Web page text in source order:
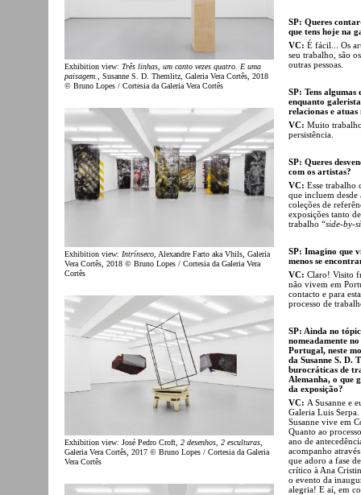
Exhibition view: Três linhas, um canto vezes quatro. E uma
paisagem., Susanne S. D. Themlitz, Galeria Vera Cortês, 2018
© Bruno Lopes / Cortesia da Galeria Vera Cortês
Exhibition view: Intrínseco, Alexandre Farto aka Vhils, Galeria
Vera Cortês, 2018 © Bruno Lopes / Cortesia da Galeria Vera
Cortês
Exhibition view: José Pedro Croft, 2 desenhos, 2 esculturas
Galeria Vera Cortês, 2017 © Bruno Lopes / Cortesia da Galeria
Vera Cortês
SP: Queres
que tens hoje na
VC: É fácil... Os
seu trabalho, são
outras pessoas.
SP: Tens
enquanto
relacionas e
VC: Muito
persistência.
SP: Queres
com os artistas?
VC: Esse trabalho
que incluem desde
coleções de
exposições tanto
trabalho “side-by-
SP: Imagino que
menos se
VC: Claro! Visito
não vivem em
contacto e para
processo de
SP: Ainda no
nomeadamente
Portugal, neste
da Susanne S. D.
burocráticas de
Alemanha, o que
da exposição?
VC: A Susanne e
Galeria Luis
Susanne vive em
Quanto ao
ano de
acompanho
que adoro a fase
crítico à Ana
o evento da
alegria! E aí, em